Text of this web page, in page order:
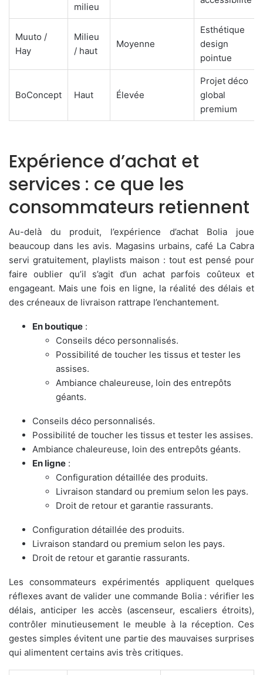
milieu
Muuto /
Hay
Milieu
/ haut
Moyenne
Esthétique
design
pointue
BoConcept Haut Élevée
Projet déco
global
premium
Expérience d’achat et
services : ce que les
consommateurs retiennent
Au-delà du produit, l’expérience d’achat Bolia joue
beaucoup dans les avis. Magasins urbains, café La Cabra
servi gratuitement, playlists maison : tout est pensé pour
faire oublier qu’il s’agit d’un achat parfois coûteux et
engageant. Mais une fois en ligne, la réalité des délais et
des créneaux de livraison rattrape l’enchantement.
En boutique :
Conseils déco personnalisés.
Possibilité de toucher les tissus et tester les
assises.
Ambiance chaleureuse, loin des entrepôts
géants.
Conseils déco personnalisés.
Possibilité de toucher les tissus et tester les assises.
Ambiance chaleureuse, loin des entrepôts géants.
En ligne :
Configuration détaillée des produits.
Livraison standard ou premium selon les pays.
Droit de retour et garantie rassurants.
Configuration détaillée des produits.
Livraison standard ou premium selon les pays.
Droit de retour et garantie rassurants.
Les consommateurs expérimentés appliquent quelques
réflexes avant de valider une commande Bolia : vérifier les
délais, anticiper les accès (ascenseur, escaliers étroits),
contrôler minutieusement le meuble à la réception. Ces
gestes simples évitent une partie des mauvaises surprises
qui alimentent certains avis très critiques.